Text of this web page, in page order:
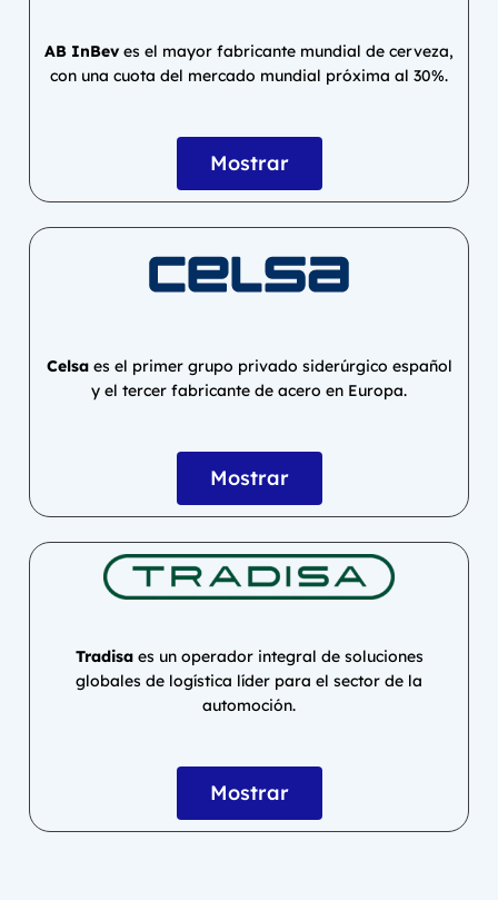
AB InBev es el mayor fabricante mundial de cerveza,
con una cuota del mercado mundial próxima al 30%.
Mostrar
Celsaes el primer grupo privado siderúrgico español
y el tercer fabricante de acero en Europa.
Mostrar
Tradisaes un operador integral de soluciones
globales de logística líder para el sector de la
automoción.
Mostrar